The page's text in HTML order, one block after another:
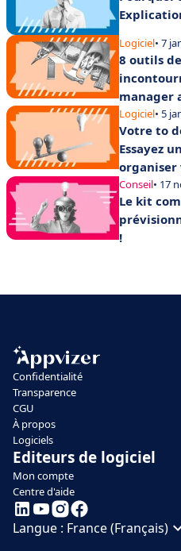
Logiciel• 7
8 outils
manager
Logiciel• 5
Votre to
Essayez
organiser
Conseil• 17
Le kit
!
Confidentialité
Transparence
CGU
À propos
Logiciels
Editeurs de logiciel
Mon compte
Centre d'aide
Langue : France (Français)